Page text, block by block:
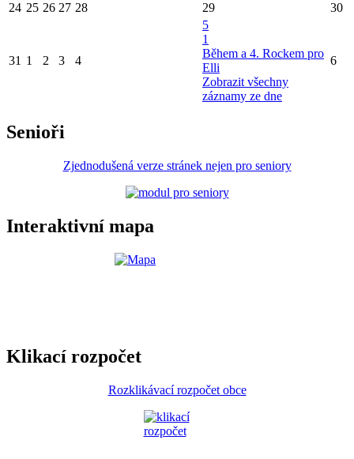
24 25 26 27 28 29 30
31 1 2 3 4
5
1
Během a 4. Rockem pro
Elli
Zobrazit všechny
záznamy ze dne
6
Senioři
Zjednodušená verze stránek nejen pro seniory
Interaktivní mapa
Klikací rozpočet
Rozklikávací rozpočet obce